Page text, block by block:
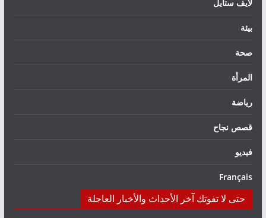
لايف ستايل
بيئة
صحة
المرأة
رياضة
قصص نجاح
فيديو
Français
حتى لا تفوتك آخر الأحداث والأخبار العاجلة